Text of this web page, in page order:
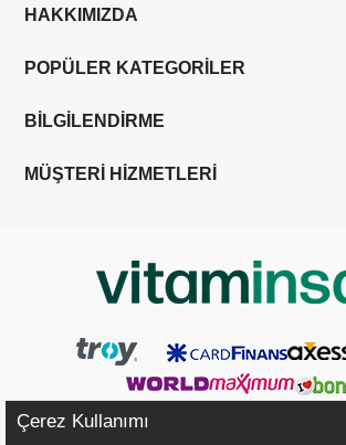
HAKKIMIZDA
POPÜLER KATEGORİLER
BİLGİLENDİRME
MÜŞTERİ HİZMETLERİ
Çerez Kullanımı